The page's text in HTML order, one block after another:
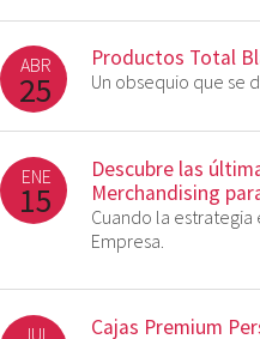
ABR
25
Productos Total
Un obsequio que se
ENE
15
Descubre las
Merchandising
Cuando la estrategia
Empresa.
JUL Cajas Premium